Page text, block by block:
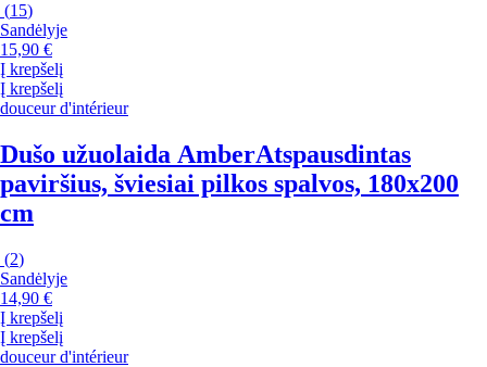
(15)
Sandėlyje
15,90 €
Į krepšelį
Į krepšelį
douceur d'intérieur
Dušo užuolaida AmberAtspausdintas
paviršius, šviesiai pilkos spalvos, 180x200
cm
(2)
Sandėlyje
14,90 €
Į krepšelį
Į krepšelį
douceur d'intérieur